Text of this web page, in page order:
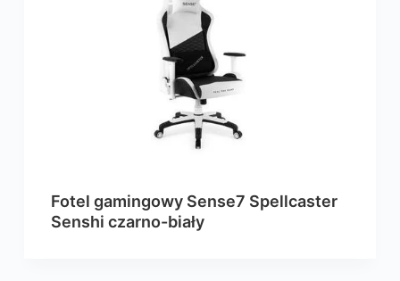
Fotel gamingowy Sense7 Spellcaster
Senshi czarno-biały